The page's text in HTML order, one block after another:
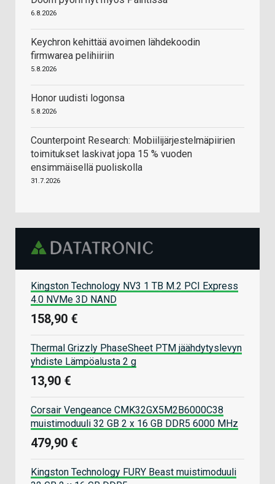
6.8.2026
Keychron kehittää avoimen lähdekoodin
firmwarea pelihiiriin
5.8.2026
Honor uudisti logonsa
5.8.2026
Counterpoint Research: Mobiilijärjestelmäpiirien
toimitukset laskivat jopa 15 % vuoden
ensimmäisellä puoliskolla
31.7.2026
Kingston Technology NV3 1 TB M.2 PCI Express
4.0 NVMe 3D NAND
158,90 €
Thermal Grizzly PhaseSheet PTM jäähdytyslevyn
yhdiste Lämpöalusta 2 g
13,90 €
Corsair Vengeance CMK32GX5M2B6000C38
muistimoduuli 32 GB 2 x 16 GB DDR5 6000 MHz
479,90 €
Kingston Technology FURY Beast muistimoduuli